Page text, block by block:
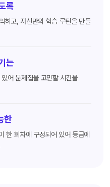
록
히고, 자신만의 학습 루틴을 만들
는
어 문제집을 고민할 시간을
한
한 회차에 구성되어 있어 등급에